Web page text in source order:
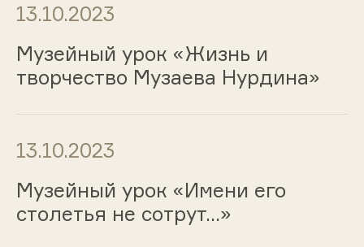
13.10.2023
Музейный урок «Жизнь и
творчество Музаева Нурдина»
13.10.2023
Музейный урок «Имени его
столетья не сотрут…»